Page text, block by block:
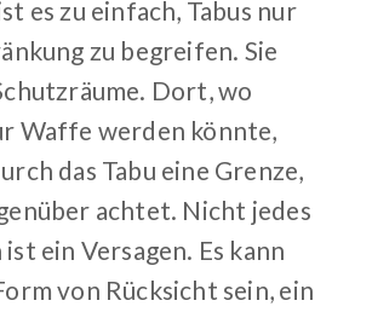
es zu einfach, Tabus nur
zu begreifen. Sie
Dort, wo
Waffe werden könnte,
das Tabu eine Grenze,
achtet. Nicht jedes
ein Versagen. Es kann
von Rücksicht sein, ein